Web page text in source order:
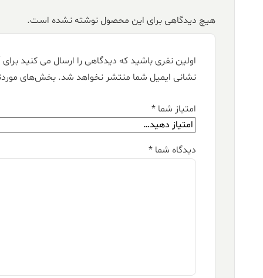
هیچ دیدگاهی برای این محصول نوشته نشده است.
اولین نفری باشید که دیدگاهی را ارسال می کنید برای “فرش قیطران ۱۵۰۰
نشانی ایمیل شما منتشر نخواهد شد. بخش‌های
امتیاز شما *
دیدگاه شما *